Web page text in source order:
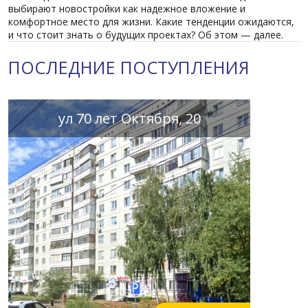
выбирают новостройки как надежное вложение и
комфортное место для жизни. Какие тенденции ожидаются,
и что стоит знать о будущих проектах? Об этом — далее.
ПОСЛЕДНИЕ ПОСТУПЛЕНИЯ
ул 70 лет Октября, 20